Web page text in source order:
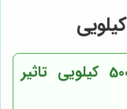
چه عواملی بر قیمت باسکول 500 کیلویی تاثیر